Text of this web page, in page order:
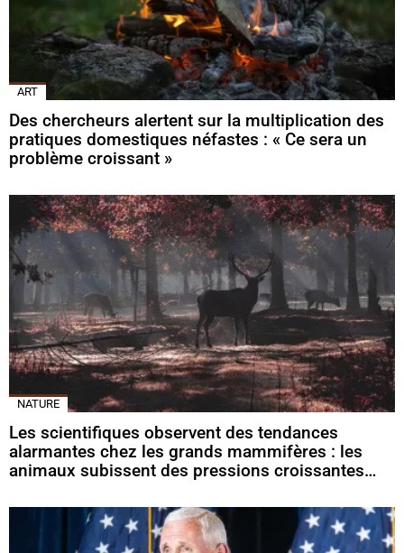
ART
Des chercheurs alertent sur la multiplication des
pratiques domestiques néfastes : « Ce sera un
problème croissant »
NATURE
Les scientifiques observent des tendances
alarmantes chez les grands mammifères : les
animaux subissent des pressions croissantes…